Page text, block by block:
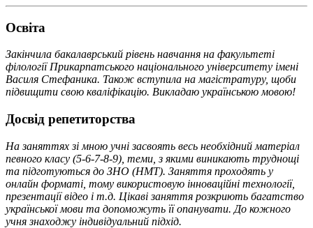
Освiта
Закінчила бакалаврський рівень навчання на факультеті
філології Прикарпатського національного університету імені
Василя Стефаника. Також вступила на магістратуру, щоби
підвищити свою кваліфікацію. Викладаю українською мовою!
Досвід репетиторства
На заняттях зі мною учні засвоять весь необхідний матеріал
певного класу (5-6-7-8-9), теми, з якими виникають труднощі
та підготуються до ЗНО (HMT). Заняття проходять у
онлайн форматі, тому використовую інноваційні технології,
презентації відео і т.д. Цікаві заняття розкриють багатство
української мови та допоможуть її опанувати. До кожного
учня знаходжу індивідуальний підхід.